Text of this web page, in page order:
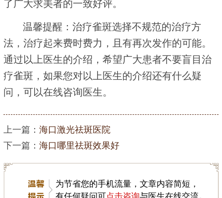
了广大求美者的一致好评。
温馨提醒：治疗雀斑选择不规范的治疗方
法，治疗起来费时费力，且有再次发作的可能。
通过以上医生的介绍，希望广大患者不要盲目治
疗雀斑，如果您对以上医生的介绍还有什么疑
问，可以在线咨询医生。
上一篇： 海口激光祛斑医院
下一篇： 海口哪里祛斑效果好
为节省您的手机流量，文章内容简短，
有任何疑问可点击咨询与医生在线交流。